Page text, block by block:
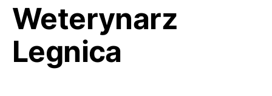
Weterynarz
Legnica